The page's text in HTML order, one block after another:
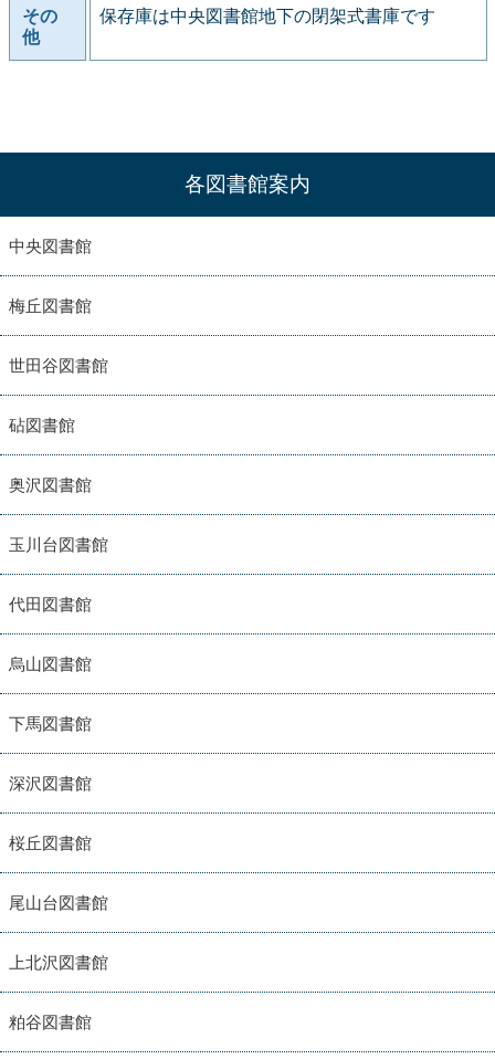
その
他
保存庫は中央図書館地下の閉架式書庫です
各図書館案内
中央図書館
梅丘図書館
世田谷図書館
砧図書館
奥沢図書館
玉川台図書館
代田図書館
烏山図書館
下馬図書館
深沢図書館
桜丘図書館
尾山台図書館
上北沢図書館
粕谷図書館